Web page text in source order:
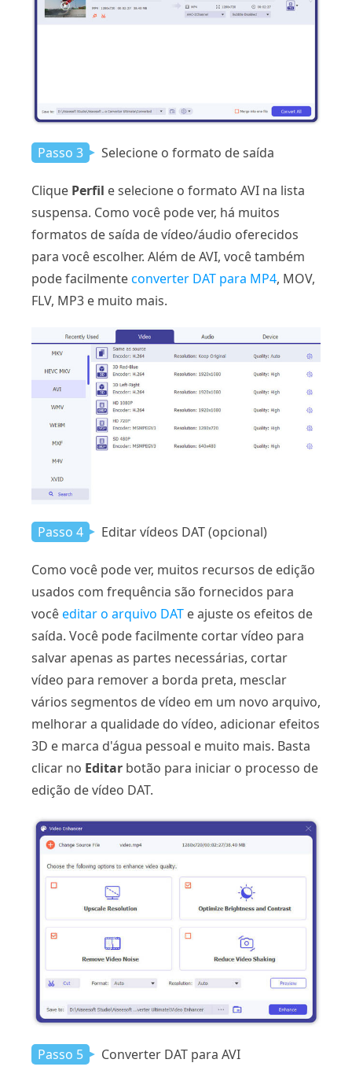
Passo 3 Selecione o formato de saída
Clique Perfil e selecione o formato AVI na lista
suspensa. Como você pode ver, há muitos
formatos de saída de vídeo/áudio oferecidos
para você escolher. Além de AVI, você também
pode facilmenteconverter DAT para MP4, MOV,
FLV, MP3 e muito mais.
Passo 4 Editar vídeos DAT (opcional)
Como você pode ver, muitos recursos de edição
usados ​​com frequência são fornecidos para
vocêeditar o arquivo DAT e ajuste os efeitos de
saída. Você pode facilmente cortar vídeo para
salvar apenas as partes necessárias, cortar
vídeo para remover a borda preta, mesclar
vários segmentos de vídeo em um novo arquivo,
melhorar a qualidade do vídeo, adicionar efeitos
3D e marca d'água pessoal e muito mais. Basta
clicar no Editar botão para iniciar o processo de
edição de vídeo DAT.
Passo 5 Converter DAT para AVI